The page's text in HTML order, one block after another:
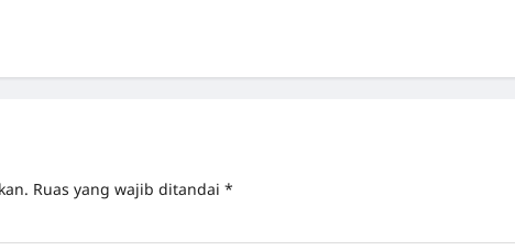
Ruas yang wajib ditandai *